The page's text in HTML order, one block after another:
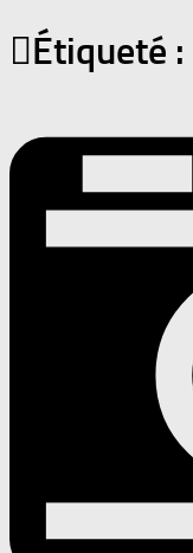
Étiqueté :